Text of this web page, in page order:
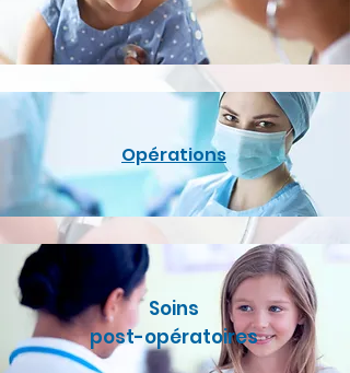
Opérations
Soins
post-opératoires